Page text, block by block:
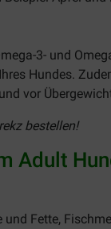
3- und
Hundes.
vor
bestellen!
Adult
Fette,